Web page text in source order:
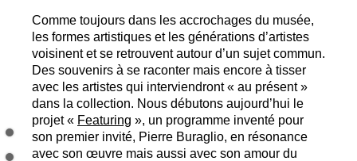
Comme toujours dans les accrochages du musée,
les formes artistiques et les générations d’artistes
voisinent et se retrouvent autour d’un sujet commun.
Des souvenirs à se raconter mais encore à tisser
avec les artistes qui interviendront « au présent »
dans la collection. Nous débutons aujourd’hui le
projet « Featuring », un programme inventé pour
son premier invité, Pierre Buraglio, en résonance
avec son œuvre mais aussi avec son amour du